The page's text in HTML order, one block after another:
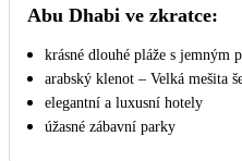
Abu Dhabi ve zkratce:
krásné dlouhé pláže s jemným
arabský klenot – Velká mešita
elegantní a luxusní hotely
úžasné zábavní parky